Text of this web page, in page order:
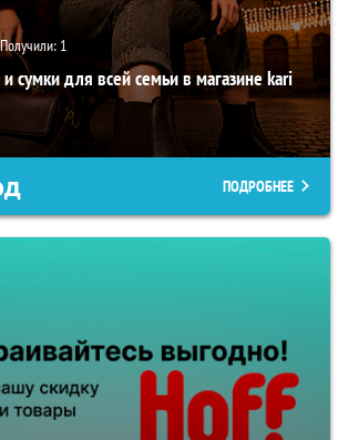
Получили: 1
сумки для всей семьи в магазине kari
ПОДРОБНЕЕ